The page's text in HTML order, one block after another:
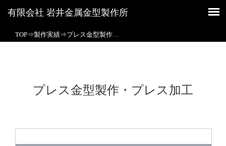
有限会社 岩井金属金型製作所
有限会社 岩井金属金型製作所
TOP⇒製作実績⇒プレス金型製作…
プレス金型製作・プレス加工